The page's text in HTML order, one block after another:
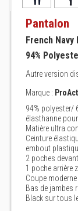
Pantalon
French Navy
94%
Autre version
Marque : ProAct
94% polyester/
élasthanne
Matière ultra
Ceinture
embout
2 poches
1 poche arrière
Coupe
Bas de jambes
Black sur tous